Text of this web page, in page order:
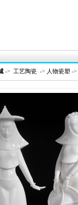
-> 工艺陶瓷 -> 人物瓷塑 ->